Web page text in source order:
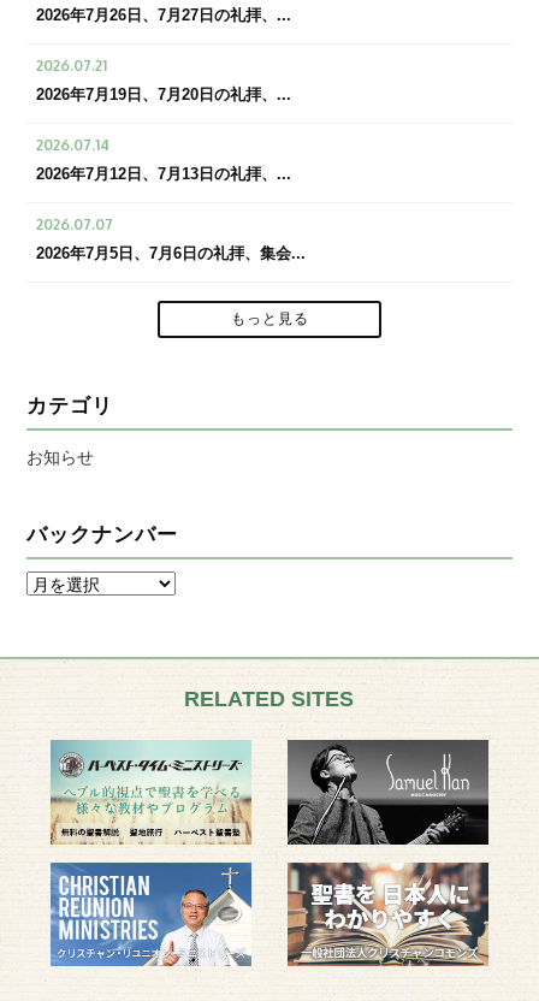
2026年7月26日、7月27日の礼拝、...
2026.07.21
2026年7月19日、7月20日の礼拝、...
2026.07.14
2026年7月12日、7月13日の礼拝、...
2026.07.07
2026年7月5日、7月6日の礼拝、集会...
もっと見る
カテゴリ
お知らせ
バックナンバー
RELATED SITES